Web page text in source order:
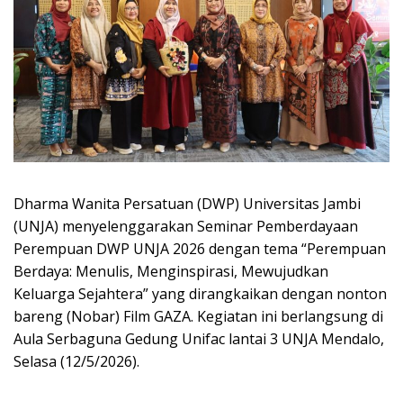
Dharma Wanita Persatuan (DWP) Universitas Jambi
(UNJA) menyelenggarakan Seminar Pemberdayaan
Perempuan DWP UNJA 2026 dengan tema “Perempuan
Berdaya: Menulis, Menginspirasi, Mewujudkan
Keluarga Sejahtera” yang dirangkaikan dengan nonton
bareng (Nobar) Film GAZA. Kegiatan ini berlangsung di
Aula Serbaguna Gedung Unifac lantai 3 UNJA Mendalo,
Selasa (12/5/2026).